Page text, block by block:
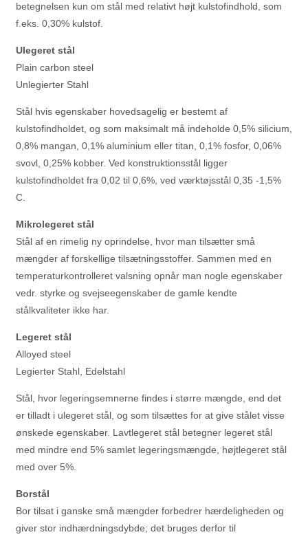
betegnelsen kun om stål med relativt højt kulstofindhold, som
f.eks. 0,30% kulstof.
Ulegeret stål
Plain carbon steel
Unlegierter Stahl
Stål hvis egenskaber hovedsagelig er bestemt af
kulstofindholdet, og som maksimalt må indeholde 0,5% silicium,
0,8% mangan, 0,1% aluminium eller titan, 0,1% fosfor, 0,06%
svovl, 0,25% kobber. Ved konstruktionsstål ligger
kulstofindholdet fra 0,02 til 0,6%, ved værktøjsstål 0,35 -1,5%
C.
Mikrolegeret stål
Stål af en rimelig ny oprindelse, hvor man tilsætter små
mængder af forskellige tilsætningsstoffer. Sammen med en
temperaturkontrolleret valsning opnår man nogle egenskaber
vedr. styrke og svejseegenskaber de gamle kendte
stålkvaliteter ikke har.
Legeret stål
Alloyed steel
Legierter Stahl, Edelstahl
Stål, hvor legeringsemnerne findes i større mængde, end det
er tilladt i ulegeret stål, og som tilsættes for at give stålet visse
ønskede egenskaber. Lavtlegeret stål betegner legeret stål
med mindre end 5% samlet legeringsmængde, højtlegeret stål
med over 5%.
Borstål
Bor tilsat i ganske små mængder forbedrer hærdeligheden og
giver stor indhærdningsdybde; det bruges derfor til